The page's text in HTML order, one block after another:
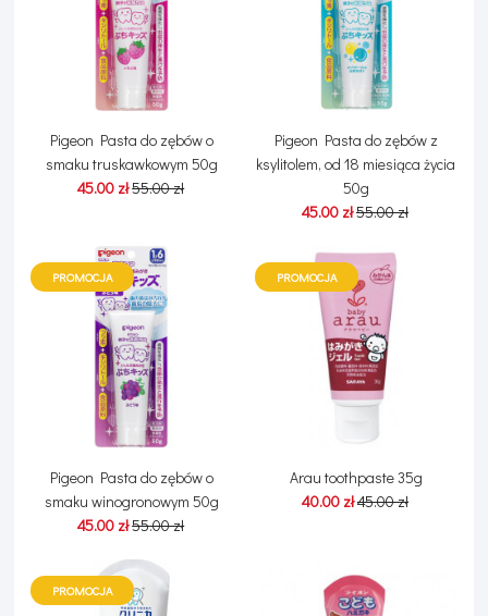
Pigeon Pasta do zębów o
smaku truskawkowym 50g
45.00 zł55.00 zł
Pigeon Pasta do zębów z
ksylitolem, od 18 miesiąca życia
50g
45.00 zł55.00 zł
PROMOCJA
Pigeon Pasta do zębów o
smaku winogronowym 50g
45.00 zł55.00 zł
PROMOCJA
Arau toothpaste 35g
40.00 zł45.00 zł
PROMOCJA